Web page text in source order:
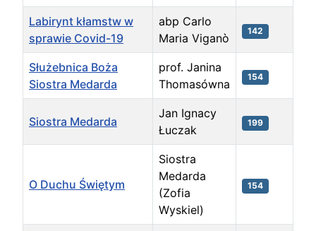
Labirynt kłamstw w
sprawie Covid-19
abp Carlo
Maria Viganò
142
Służebnica Boża
Siostra Medarda
prof. Janina
Thomasówna
154
Siostra Medarda
Jan Ignacy
Łuczak
199
O Duchu Świętym
Siostra
Medarda
(Zofia
Wyskiel)
154